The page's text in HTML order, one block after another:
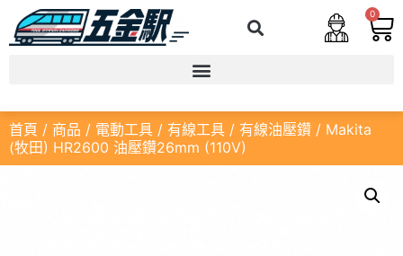
0
首頁 / 商品 / 電動工具 / 有線工具 / 有線油壓鑽 / Makita
(牧田) HR2600 油壓鑽26mm (110V)